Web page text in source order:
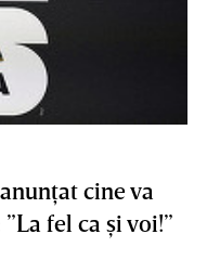
cine va
fel ca şi voi!”